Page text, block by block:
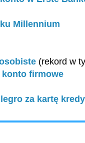
Millennium
(rekord w
konto firmowe
za kartę